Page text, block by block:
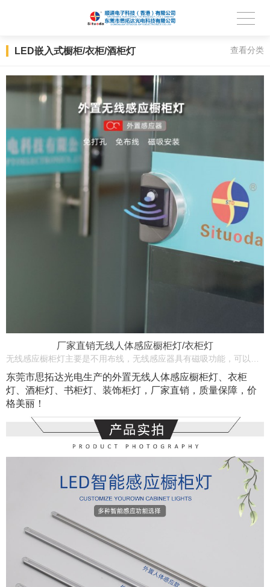
LED嵌入式橱柜/衣柜/酒柜灯 查看分类
厂家直销无线人体感应橱柜灯/衣柜灯
东莞市思拓达光电生产的外置无线人体感应橱柜灯 、衣柜
灯、酒柜灯、书柜灯、装饰柜灯，厂家直销，质量保障，价
格美丽！